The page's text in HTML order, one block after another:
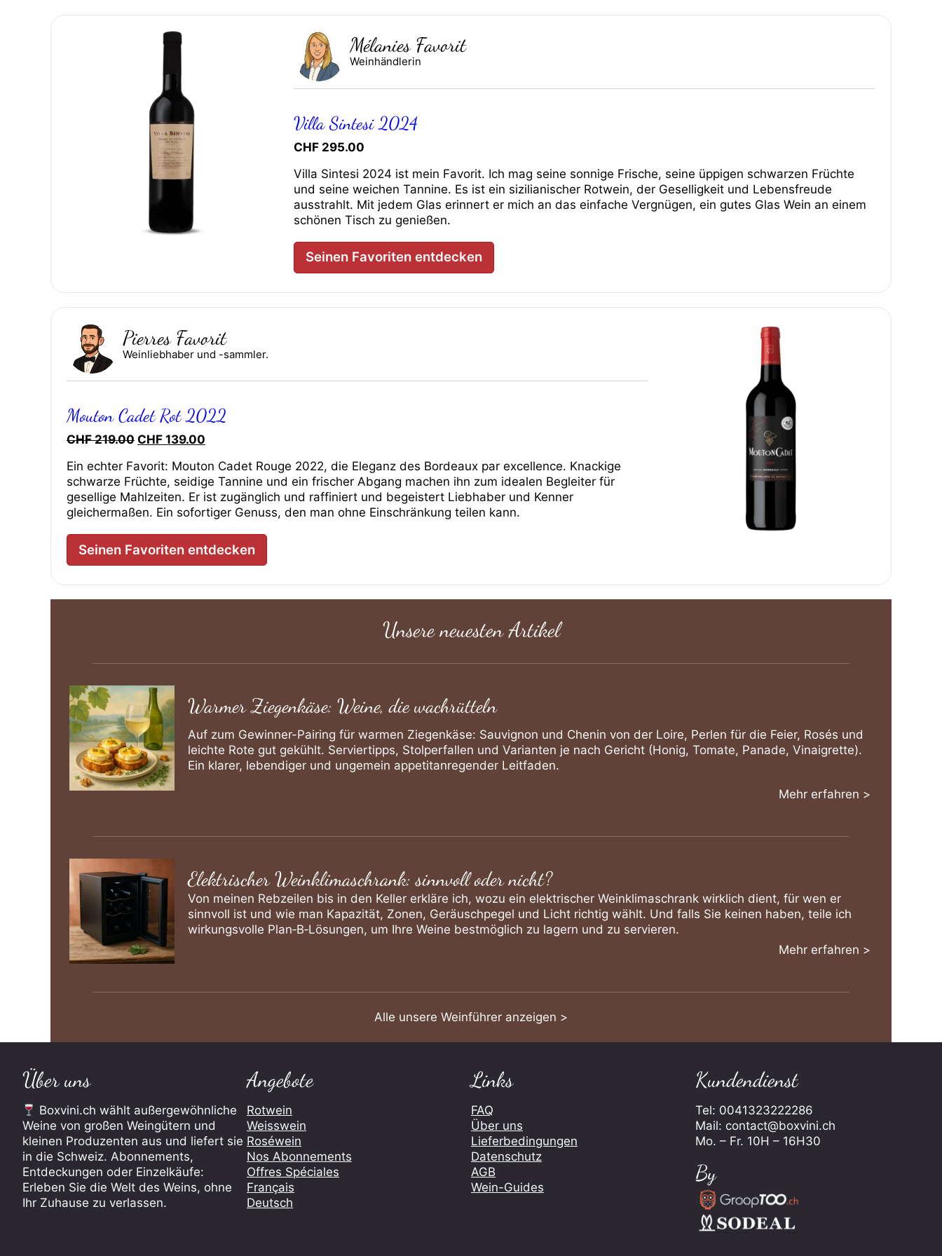
Mélanies Favorit
Weinhändlerin
Villa Sintesi 2024
CHF 295.00
Villa Sintesi 2024 ist mein Favorit. Ich mag seine sonnige Frische, seine üppigen schwarzen Früchte
und seine weichen Tannine. Es ist ein sizilianischer Rotwein, der Geselligkeit und Lebensfreude
ausstrahlt. Mit jedem Glas erinnert er mich an das einfache Vergnügen, ein gutes Glas Wein an einem
schönen Tisch zu genießen.
Seinen Favoriten entdecken
Pierres Favorit
Weinliebhaber und -sammler.
Mouton Cadet Rot 2022
CHF219.00 Ursprünglicher
war:
CHF 219.00
CHF 139.00
ist:
CHF 139.00.
Ein echter Favorit: Mouton Cadet Rouge 2022, die Eleganz des Bordeaux par excellence. Knackige
schwarze Früchte, seidige Tannine und ein frischer Abgang machen ihn zum idealen Begleiter für
gesellige Mahlzeiten. Er ist zugänglich und raffiniert und begeistert Liebhaber und Kenner
gleichermaßen. Ein sofortiger Genuss, den man ohne Einschränkung teilen kann.
Seinen Favoriten entdecken
Unsere neuesten Artikel
Warmer Ziegenkäse: Weine, die wachrütteln
Auf zum Gewinner-Pairing für warmen Ziegenkäse: Sauvignon und Chenin von der Loire, Perlen für die Feier, Rosés und
leichte Rote gut gekühlt. Serviertipps, Stolperfallen und Varianten je nach Gericht (Honig, Tomate, Panade, Vinaigrette).
Ein klarer, lebendiger und ungemein appetitanregender Leitfaden.
Mehr erfahren >
Elektrischer Weinklimaschrank: sinnvoll oder nicht?
Von meinen Rebzeilen bis in den Keller erkläre ich, wozu ein elektrischer Weinklimaschrank wirklich dient, für wen er
sinnvoll ist und wie man Kapazität, Zonen, Geräuschpegel und Licht richtig wählt. Und falls Sie keinen haben, teile ich
wirkungsvolle Plan‑B‑Lösungen, um Ihre Weine bestmöglich zu lagern und zu servieren.
Mehr erfahren >
Alle unsere Weinführer anzeigen >
Über uns
Boxvini.ch wählt außergewöhnliche
Weine von großen Weingütern und
kleinen Produzenten aus und liefert sie
in die Schweiz. Abonnements,
Entdeckungen oder Einzelkäufe:
Erleben Sie die Welt des Weins, ohne
Ihr Zuhause zu verlassen.
Angebote
Rotwein
Weisswein
Roséwein
Nos Abonnements
Offres Spéciales
Français
Deutsch
Links
FAQ
Über uns
Lieferbedingungen
Datenschutz
AGB
Wein-Guides
Kundendienst
Tel: 0041323222286
Mail: contact@boxvini.ch
Mo. – Fr. 10H – 16H30
By